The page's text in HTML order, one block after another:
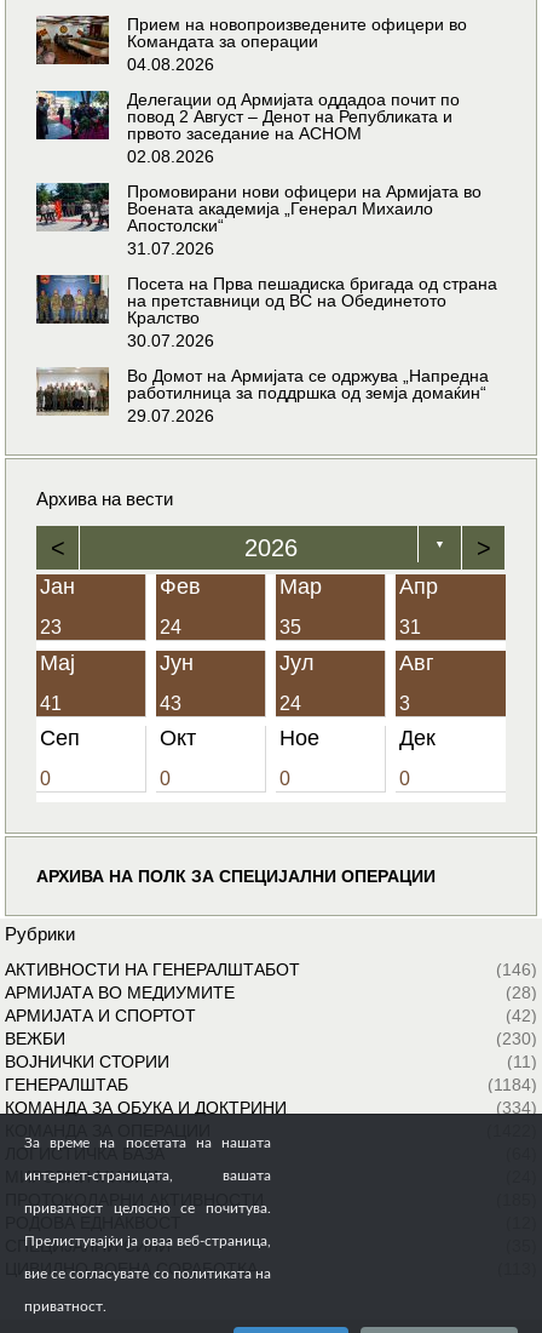
Прием на новопроизведените офицери во
Командата за операции
04.08.2026
Делегации од Армијата оддадоа почит по
повод 2 Август – Денот на Републиката и
првото заседание на АСНОМ
02.08.2026
Промовирани нови офицери на Армијата во
Воената академија „Генерал Михаило
Апостолски“
31.07.2026
Посета на Прва пешадиска бригада од страна
на претставници од ВС на Обединетото
Кралство
30.07.2026
Во Домот на Армијата се одржува „Напредна
работилница за поддршка од земја домаќин“
29.07.2026
Архива на вести
< 2026 ▼ >
Јан
23
Фев
24
Мар
35
Апр
31
Мај
41
Јун
43
Јул
24
Авг
3
Сеп
0
Окт
0
Ное
0
Дек
0
АРХИВА НА ПОЛК ЗА СПЕЦИЈАЛНИ ОПЕРАЦИИ
Рубрики
АКТИВНОСТИ НА ГЕНЕРАЛШТАБОТ
(146)
АРМИЈАТА ВО МЕДИУМИТЕ
(28)
АРМИЈАТА И СПОРТОТ
(42)
ВЕЖБИ
(230)
ВОЈНИЧКИ СТОРИИ
(11)
ГЕНЕРАЛШТАБ
(1184)
КОМАНДА ЗА ОБУКА И ДОКТРИНИ
(334)
ЛОГИСТИЧКА БАЗА
МИРОВНИ МИСИИ
СПЕЦИЈАЛНИ СИЛИ
ЦИВИЛНО ВОЕНА СОРАБОТКА
За време на посетата на нашата
интернет-страницата, вашата
приватност целосно се почитува.
Прелистувајќи ја оваа веб-страница,
вие се согласувате со политиката на
приватност.